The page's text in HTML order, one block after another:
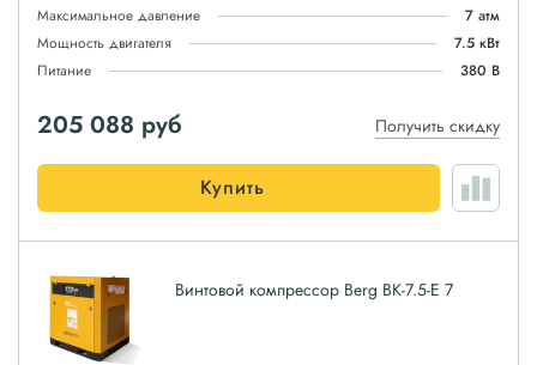
Максимальное давление
7 атм
Мощность двигателя
7.5 кВт
Питание
380 В
205 088 руб Получить скидку
Купить
Винтовой компрессор Berg ВК-7.5-E 7